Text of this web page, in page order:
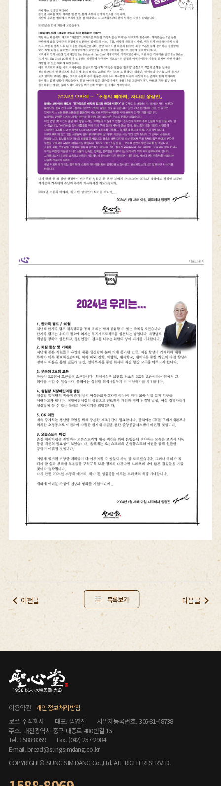
이전글 목록보기 다음글
이용약관 개인정보처리방침
로쏘 주식회사
대표. 임영진
사업자등록번호. 305-81-48738
주소. 대전광역시 중구 대종로 480번길 15
Tel. 1588-8069
Fax. (042) 257-2984
E-mail. bread@sungsimdang.co.kr
COPYRIGHT© SUNG SIM DANG Co.,Ltd. ALL RIGHT RESERVED.